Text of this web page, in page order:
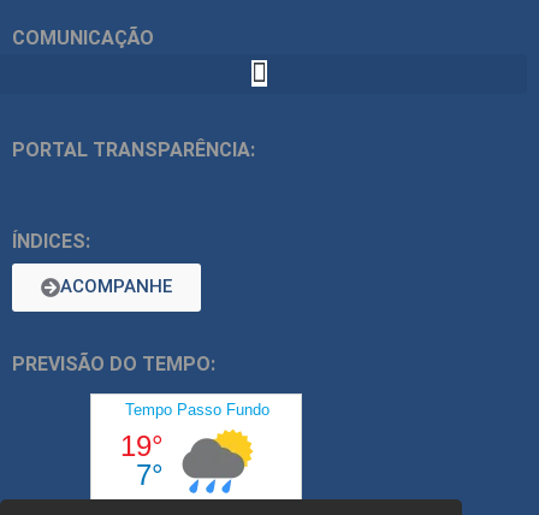
COMUNICAÇÃO
PORTAL TRANSPARÊNCIA:
ÍNDICES:
ACOMPANHE
PREVISÃO DO TEMPO: